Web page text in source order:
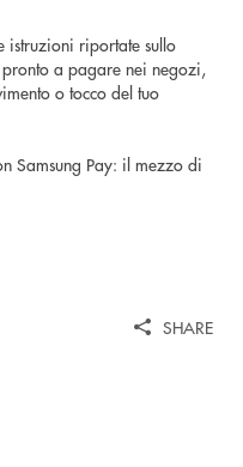
istruzioni riportate sullo
a pagare nei negozi,
o tocco del tuo
Samsung Pay: il mezzo di
SHARE